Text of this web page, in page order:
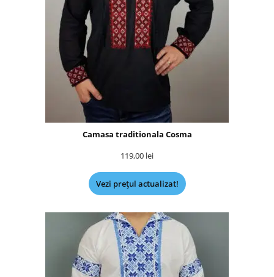
Camasa traditionala Cosma
119,00 lei
Vezi prețul actualizat!